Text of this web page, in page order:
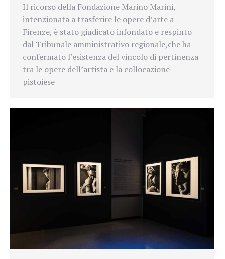
Il ricorso della Fondazione Marino Marini,
intenzionata a trasferire le opere d’arte a
Firenze, è stato giudicato infondato e respinto
dal Tribunale amministrativo regionale,che ha
confermato l’esistenza del vincolo di pertinenza
tra le opere dell’artista e la collocazione
pistoiese